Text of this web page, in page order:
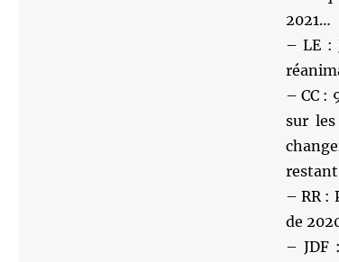
2021…
– LE :
– CC :
sur les
restant
– RR :
de
– JDF